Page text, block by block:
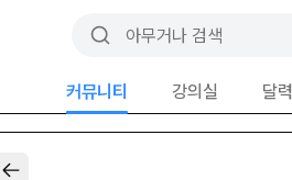
커뮤니티 강의실 달력